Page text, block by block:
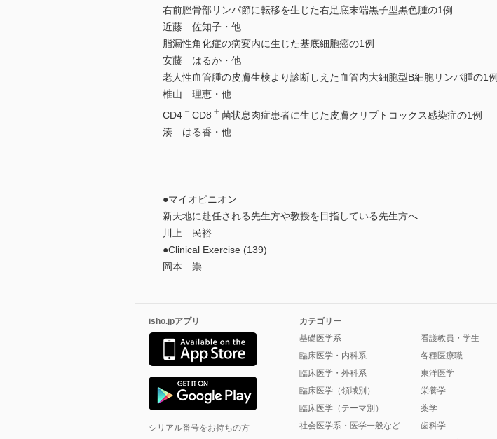
右前脛骨部リンパ節に転移を生じた右足底末端黒子型黒色腫の1例
近藤 佐知子・他
脂漏性角化症の病変内に生じた基底細胞癌の1例
安藤 はるか・他
老人性血管腫の皮膚生検より診断しえた血管内大細胞型B細胞リンパ腫の1例
椎山 理恵・他
CD4 － CD8 ＋菌状息肉症患者に生じた皮膚クリプトコックス感染症の1例
湊 はる香・他
●マイオピニオン
新天地に赴任される先生方や教授を目指している先生方へ
川上 民裕
●Clinical Exercise (139)
岡本 崇
isho.jpアプリ
シリアル番号をお持ちの方
カテゴリー
基礎医学系
臨床医学・内科系
臨床医学・外科系
臨床医学（領域別）
臨床医学（テーマ別）
社会医学系・医学一般など
看護教員・学生
各種医療職
東洋医学
栄養学
薬学
歯科学